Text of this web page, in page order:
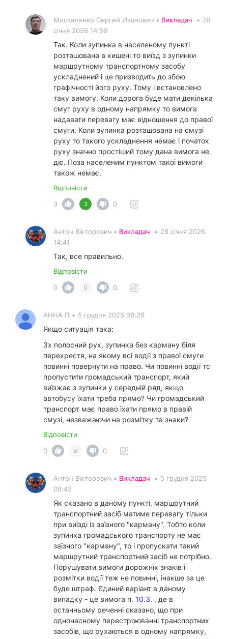
Москаленко Сергей Иванович • Викладач • 28
січня 2026 14:56
Так. Коли зупинка в населеному пункті
розташована в кишені то виїзд з зупинки
маршрутному транспортному засобу
ускладнений і це призводить до збою
графічності його руху. Тому і встановлено
таку вимогу. Коли дорога буде мати декілька
смуг руху в одному напрямку то вимога
надавати перевагу має відношення до правої
смуги. Коли зупинка розташована на смузі
руху то такого ускладнення немає і початок
руху значно простіший тому дана вимога не
діє. Поза населеним пунктом такої вимоги
також немає.
Відповісти
3
3 0
Антон Вікторович • Викладач • 28 січня 2026
14:41
Так, все правильно.
Відповісти
0
0 0
АННА П • 5 грудня 2025 08:28
Якщо ситуація така:
3х полосний рух, зупинка без карману біля
перехрестя, на якому всі водії з правої смуги
повинні повернути на право. Чи повинні водії тс
пропустити громадський транспорт, який
виїзжає з зупинки у середній ряд, якщо
автобусу їхати треба прямо? Чи громадський
транспорт має право їхати прямо в правій
смузі, незважаючи на розмітку та знаки?
Відповісти
0
0 0
Антон Вікторович • Викладач • 5 грудня 2025
08:43
Як сказано в даному пункті, маршрутний
транспортний засіб матиме перевагу тільки
при виїзді із заїзного "карману". Тобто коли
зупинка громадського транспорту не має
заїзного "карману", то і пропускати такий
маршрутний транспортний засіб не потрібно.
Порушувати вимоги дорожніх знаків і
розмітки водії теж не повинні, інакше за це
буде штраф. Єдиний варіант в даному
випадку - це вимога п. 10.3. , де в
останньому реченні сказано, що при
одночасному перестроюванні транспортних
засобів, що рухаються в одному напрямку,